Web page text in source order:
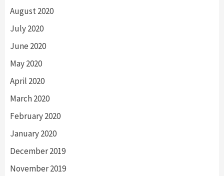
August 2020
July 2020
June 2020
May 2020
April 2020
March 2020
February 2020
January 2020
December 2019
November 2019